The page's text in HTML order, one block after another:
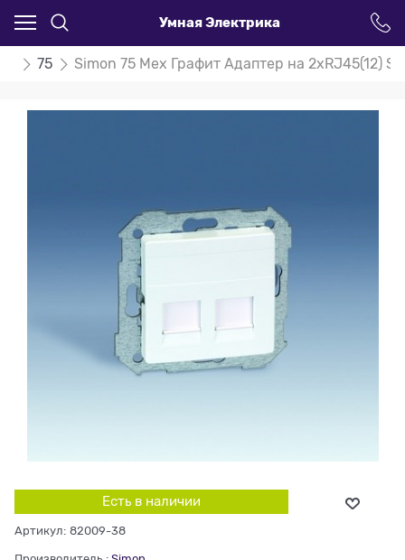
Умная Электрика
75 Simon 75 Мех Графит Адаптер на 2хRJ45(12)
Есть в наличии
Артикул: 82009-38